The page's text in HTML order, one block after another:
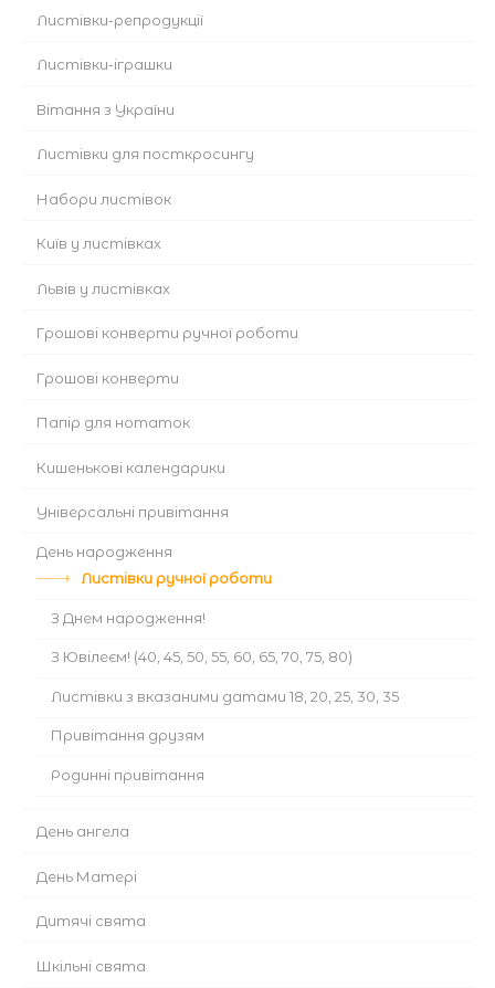
Листівки-репродукції
Листівки-іграшки
Вітання з України
Листівки для посткросингу
Набори листівок
Київ у листівках
Львів у листівках
Грошові конверти ручної роботи
Грошові конверти
Папір для нотаток
Кишенькові календарики
Універсальні привітання
День народження
Листівки ручної роботи
З Днем народження!
З Ювілеєм! (40, 45, 50, 55, 60, 65, 70, 75, 80)
Листівки з вказаними датами 18, 20, 25, 30, 35
Привітання друзям
Родинні привітання
День ангела
День Матері
Дитячі свята
Шкільні свята